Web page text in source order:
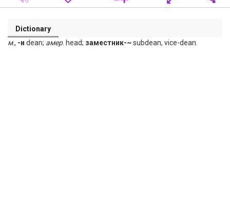
Dictionary
м., -и dean; амер. head; заместник-~subdean, vice-dean.